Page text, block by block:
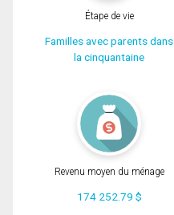
Étape de vie
Familles avec parents dans
la cinquantaine
Revenu moyen du ménage
174 252.79 $